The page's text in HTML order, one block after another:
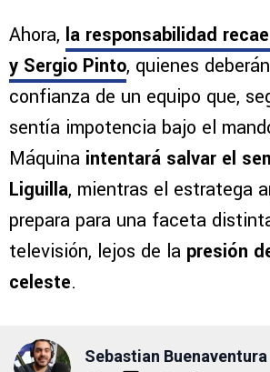
Ahora, la responsabilidad
y Sergio Pinto, quienes
confianza de un equipo que,
sentía impotencia bajo el
Máquina intentará salvar el
Liguilla, mientras el estratega
prepara para una faceta
televisión, lejos de la presión
celeste.
Sebastian Buenaventura